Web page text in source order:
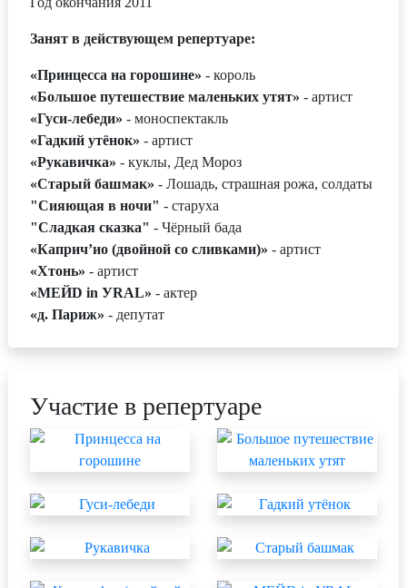
Занят в действующем репертуаре:
«Принцесса на горошине» - король
«Большое путешествие маленьких утят» - артист
«Гуси-лебеди» - моноспектакль
«Гадкий утёнок» - артист
«Рукавичка» - куклы, Дед Мороз
«Старый башмак» - Лошадь, страшная рожа, солдаты
"Сияющая в ночи" - старуха
"Сладкая сказка" - Чёрный бада
«Каприч’ио (двойной со сливками)» - артист
«Хтонь» - артист
«MЕЙD in УRAL» - актер
«д. Париж» - депутат
Участие в репертуаре